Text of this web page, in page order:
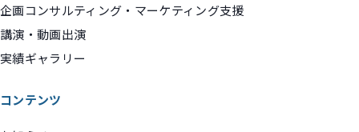
企画コンサルティング・マーケティング支援
講演・動画出演
実績ギャラリー
コンテンツ